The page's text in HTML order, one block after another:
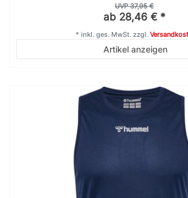
UVP 37,95 €
ab 28,46 € *
Artikel anzeigen
* inkl. ges. MwSt.zzgl.